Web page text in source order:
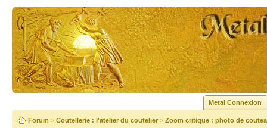
Metal Connexion
Forum > Coutellerie : l'atelier du coutelier > Zoom critique : photo de